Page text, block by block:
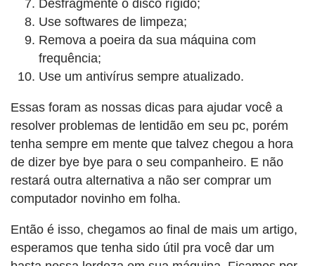
Desfragmente o disco rígido;
Use softwares de limpeza;
Remova a poeira da sua máquina com
frequência;
Use um antivírus sempre atualizado.
Essas foram as nossas dicas para ajudar você a
resolver problemas de lentidão em seu pc, porém
tenha sempre em mente que talvez chegou a hora
de dizer bye bye para o seu companheiro. E não
restará outra alternativa a não ser comprar um
computador novinho em folha.
Então é isso, chegamos ao final de mais um artigo,
esperamos que tenha sido útil pra você dar um